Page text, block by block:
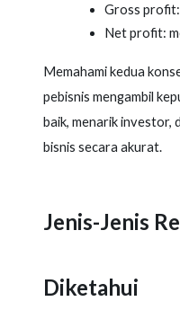
Gross profit:
Net profit:
Memahami kedua
pebisnis mengambil
baik, menarik investor,
bisnis secara akurat.
Jenis-Jenis
Diketahui